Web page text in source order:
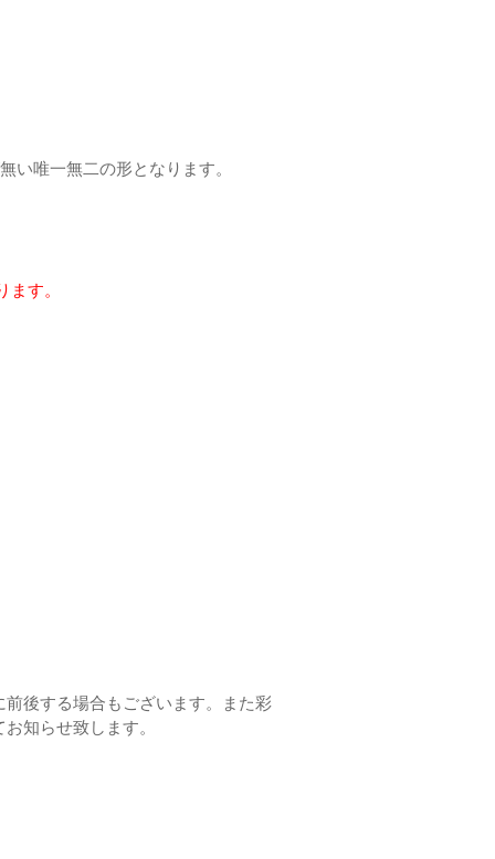
い唯一無二の形となります。
す。
後する場合もございます。また彩
知らせ致します。